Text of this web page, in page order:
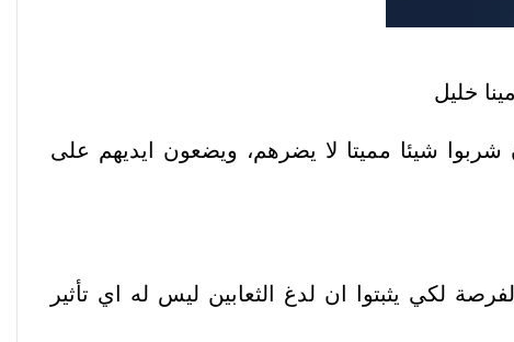
خليل
شيئا مميتا لا يضرهم، ويضعون ايديهم على
لكي يثبتوا ان لدغ الثعابين ليس له اي تأثير